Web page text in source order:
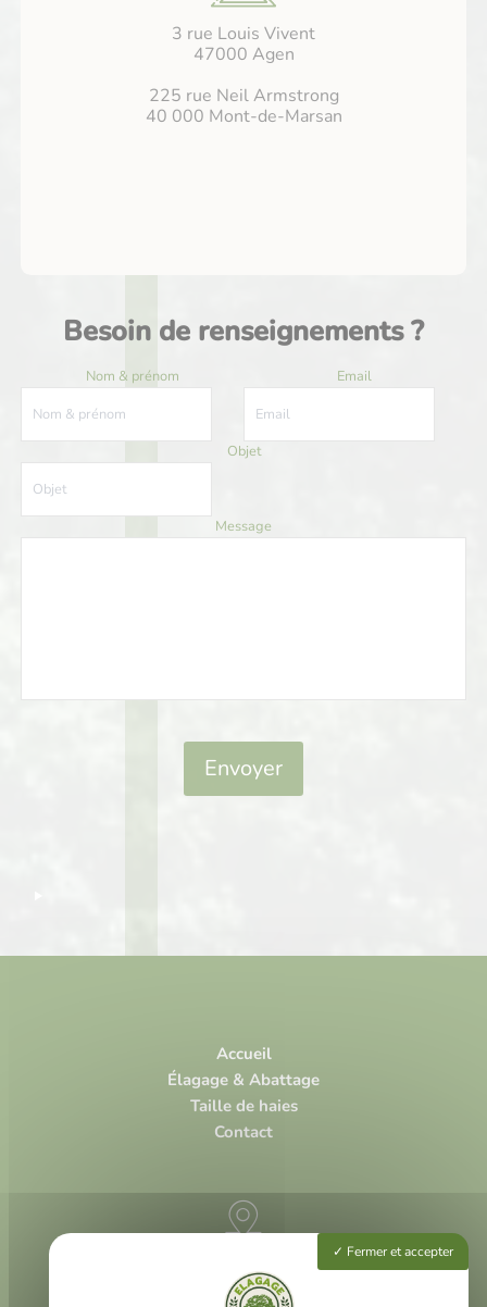
3 rue Louis Vivent
47000 Agen
225 rue Neil Armstrong
40 000 Mont-de-Marsan
Besoin de renseignements ?
Nom & prénom Email
Objet
Message
Accueil
Élagage & Abattage
Taille de haies
Contact
47000 Agen
Fermer et accepter